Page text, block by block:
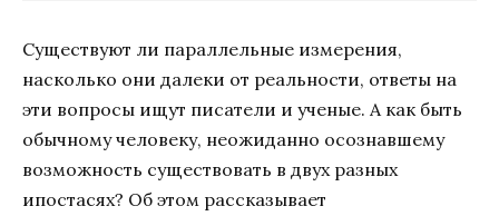
Существуют ли параллельные измерения,
насколько они далеки от реальности, ответы на
эти вопросы ищут писатели и ученые. А как быть
обычному человеку, неожиданно осознавшему
возможность существовать в двух разных
ипостасях? Об этом рассказывает